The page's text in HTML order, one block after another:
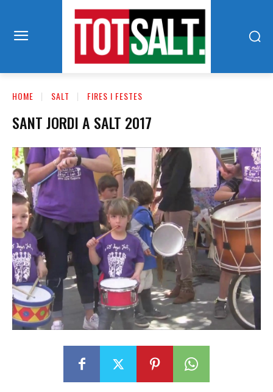
HOME SALT FIRES I FESTES
SANT JORDI A SALT 2017